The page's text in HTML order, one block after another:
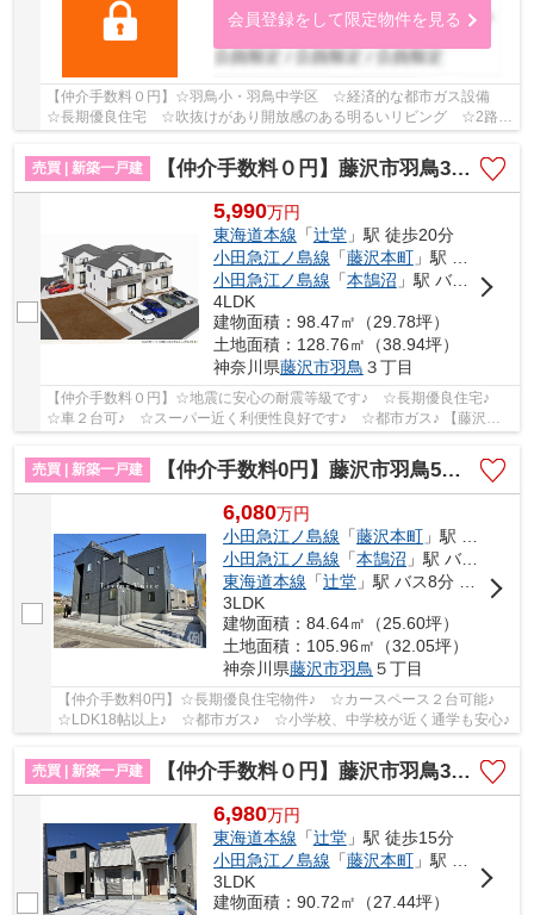
会員登録をして限定物件を見る
【仲介手数料０円】☆羽鳥小・羽鳥中学区 ☆経済的な都市ガス設備
☆長期優良住宅 ☆吹抜けがあり開放感のある明るいリビング ☆2路線
売買 | 新築一戸建
【仲介手数料０円】藤沢市羽鳥3丁目 新築一戸建て 全5棟
5,990万円
東海道本線 「辻堂」駅 徒歩20分
小田急江ノ島線 「藤沢本町」駅 バス5分 「高山（藤沢市）」 停歩10分
小田急江ノ島線 「本鵠沼 」駅 バス4分 「高山車庫」 停歩12分
4LDK
建物面積：98.47㎡（29.78坪）
土地面積：128.76㎡（38.94坪）
神奈川県藤沢市羽鳥 ３丁目
【仲介手数料０円】☆地震に安心の耐震等級です♪ ☆長期優良住宅♪
☆車２台可♪ ☆スーパー近く利便性良好です♪ ☆都市ガス♪ 【藤沢市
売買 | 新築一戸建
【仲介手数料0円】藤沢市羽鳥5丁目 新築一戸建て
6,080万円
小田急江ノ島線 「藤沢本町 」駅 徒歩17分
小田急江ノ島線 「本鵠沼 」駅 バス4分 「高山車庫」 停歩11分
東海道本線 「辻堂 」駅 バス8分 「高山車庫」 停歩11分
3LDK
建物面積：84.64㎡（25.60坪）
土地面積：105.96㎡（32.05坪）
神奈川県藤沢市羽鳥 ５丁目
【仲介手数料0円】☆長期優良住宅物件♪ ☆カースペース２台可能♪
☆LDK18帖以上♪ ☆都市ガス♪ ☆小学校、中学校が近く通学も安心♪
売買 | 新築一戸建 【仲介手数料０円】藤沢市羽鳥3丁目 新築一戸建て
6,980万円
東海道本線 「辻堂」駅 徒歩15分
小田急江ノ島線 「藤沢本町」駅 バス9分 「汲田」 停歩6分
3LDK
建物面積：90.72㎡（27.44坪）